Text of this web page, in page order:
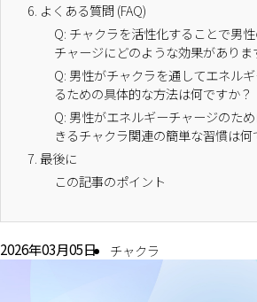
6. よくある質問 (FAQ)
Q: チャクラを活性化することで男
チャージにどのような効果がありま
Q: 男性がチャクラを通してエネル
るための具体的な方法は何ですか？
Q: 男性がエネルギーチャージのた
きるチャクラ関連の簡単な習慣は何
7.最後に
この記事のポイント
2026年03月05日 チャクラ